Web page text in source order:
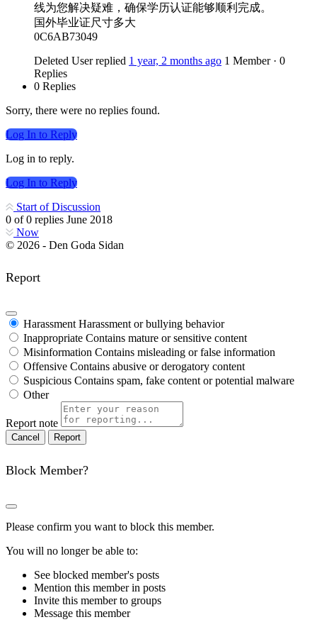
线为您解决疑难，确保学历认证能够顺利完成。
国外毕业证尺寸多大
0C6AB73049
Deleted User replied 1 year, 2 months ago 1 Member · 0
Replies
0 Replies
Sorry, there were no replies found.
Log In to Reply
Log in to reply.
Log In to Reply
Start of Discussion
0 of0 replies June 2018
Now
© 2026 - Den Goda Sidan
Report
Harassment Harassment or bullying behavior
Inappropriate Contains mature or sensitive content
Misinformation Contains misleading or false information
Offensive Contains abusive or derogatory content
Suspicious Contains spam, fake content or potential malware
Other
Report note
Report
Block Member?
Please confirm you want to block this member.
You will no longer be able to:
See blocked member's posts
Mention this member in posts
Invite this member to groups
Message this member